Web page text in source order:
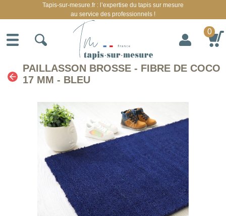
PAILLASSON BROSSE - FIBRE DE COCO
17 MM - BLEU
Tapis-sur-mesure.fr : l’expertise du tapis sur mesure
au service des professionnels !
0